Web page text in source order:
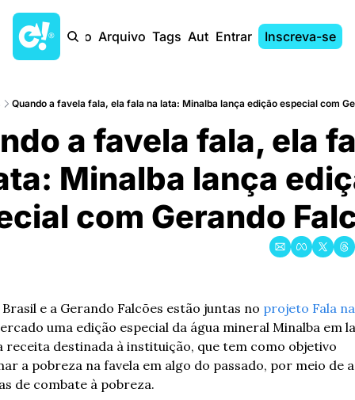
Início Arquivo Tags AutoresEntrar Inscreva-se
Quando a favela fala, ela fala na lata: Minalba lança edição especial com
a favela fala, ela
Minalba lança
com Gerando
e a Gerando Falcões estão juntas no projeto Fala
uma edição especial da água mineral Minalba em
receita destinada à instituição, que tem como objetivo
a pobreza na favela em algo do passado, por meio de
de combate à pobreza.